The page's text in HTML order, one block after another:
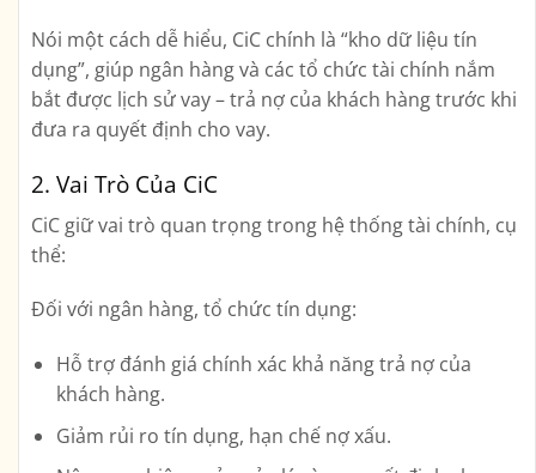
Nói một cách dễ hiểu, CiC chính là “kho dữ liệu tín
dụng”, giúp ngân hàng và các tổ chức tài chính nắm
bắt được lịch sử vay – trả nợ của khách hàng trước khi
đưa ra quyết định cho vay.
2. Vai Trò Của CiC
CiC giữ vai trò quan trọng trong hệ thống tài chính, cụ
thể:
Đối với ngân hàng, tổ chức tín dụng:
Hỗ trợ đánh giá chính xác khả năng trả nợ của
khách hàng.
Giảm rủi ro tín dụng, hạn chế nợ xấu.